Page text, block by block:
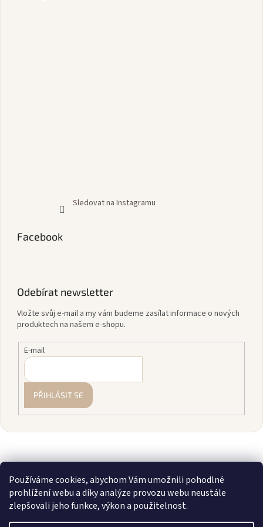
Používáme cookies, abychom Vám umožnili pohodlné
prohlížení webu a díky analýze provozu webu neustále
zlepšovali jeho funkce, výkon a použitelnost.
Sledovat na Instagramu
Facebook
Odebírat newsletter
Vložte svůj e-mail a my vám budeme zasílat informace o nových
produktech na našem e-shopu.
E-mail
PŘIHLÁSIT SE